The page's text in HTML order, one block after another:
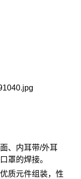
、内耳带/外耳
罩的焊接。
质元件组装，性